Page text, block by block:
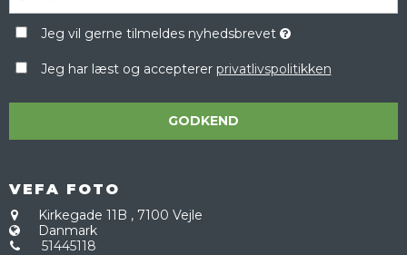
Jeg vil gerne tilmeldes nyhedsbrevet
Jeg har læst og accepterer privatlivspolitikken
GODKEND
VEFA FOTO
Kirkegade 11B , 7100 Vejle
Danmark
51445118